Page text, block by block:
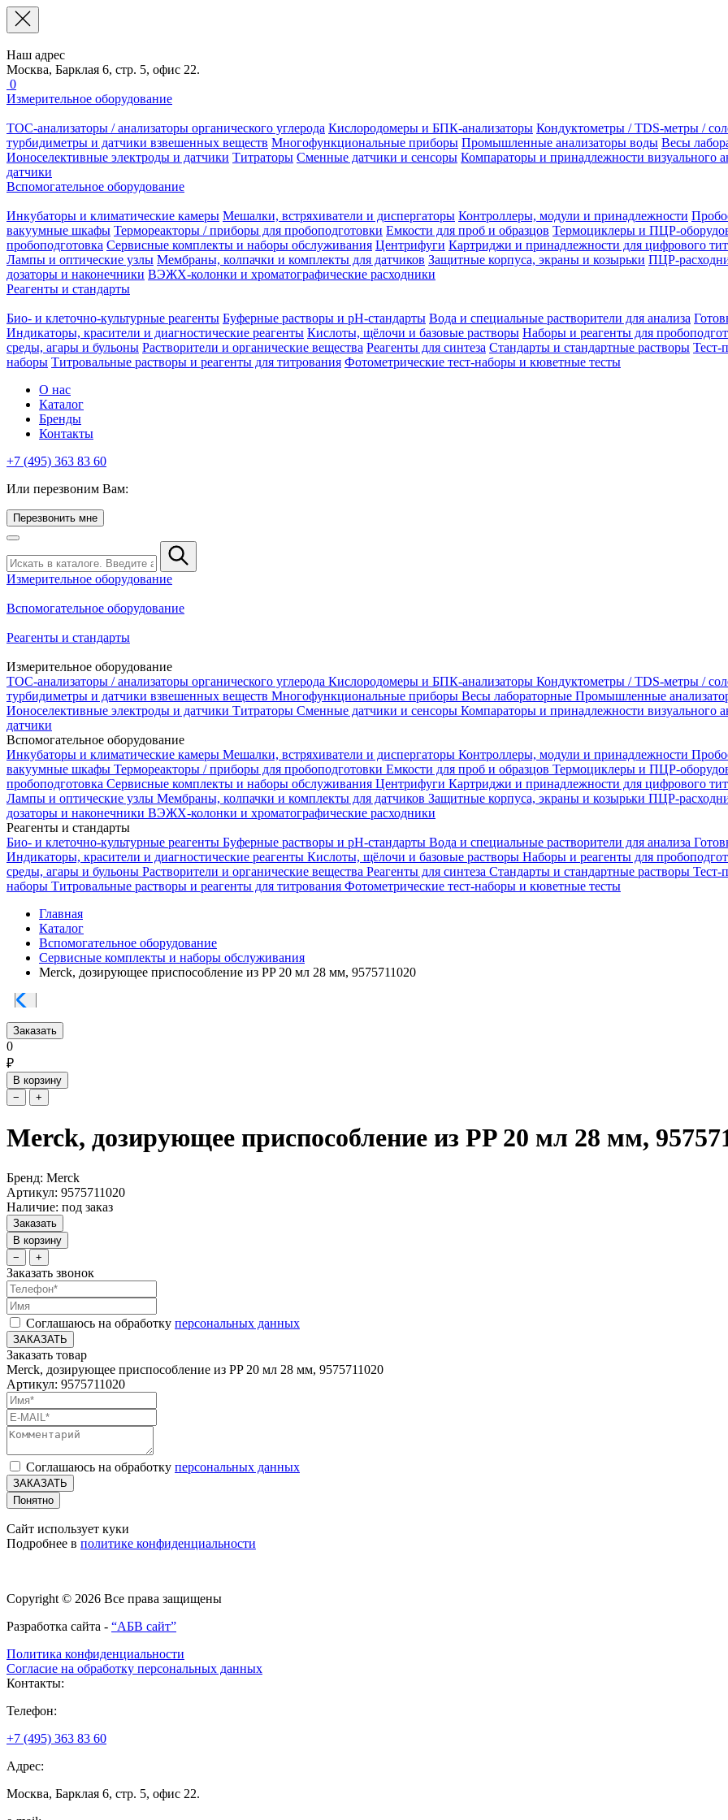
Наш адрес
Москва, Барклая 6, стр. 5, офис 22.
0
Измерительное оборудование
TOC-анализаторы / анализаторы органического углерода Кислородомеры и БПК-анализаторы Кондуктометры / TDS-метры /
турбидиметры и датчики взвешенных веществ Многофункциональные приборы Промышленные анализаторы воды Весы
Ионоселективные электроды и датчики Титраторы Сменные датчики и сенсоры Компараторы и принадлежности визуального
датчики
Вспомогательное оборудование
Инкубаторы и климатические камеры Мешалки, встряхиватели и диспергаторы Контроллеры, модули и принадлежности
вакуумные шкафы Термореакторы / приборы для пробоподготовки Емкости для проб и образцов Термоциклеры и ПЦР-
пробоподготовка Сервисные комплекты и наборы обслуживания Центрифуги Картриджи и принадлежности для цифрового
Лампы и оптические узлы Мембраны, колпачки и комплекты для датчиков Защитные корпуса, экраны и козырьки ПЦР-
дозаторы и наконечники ВЭЖХ-колонки и хроматографические расходники
Реагенты и стандарты
Био- и клеточно-культурные реагенты Буферные растворы и pH-стандарты Вода и специальные растворители для анализа
Индикаторы, красители и диагностические реагенты Кислоты, щёлочи и базовые растворы Наборы и реагенты для
среды, агары и бульоны Растворители и органические вещества Реагенты для синтеза Стандарты и стандартные растворы Тест-
наборы Титровальные растворы и реагенты для титрования Фотометрические тест-наборы и кюветные тесты
О нас
Каталог
Бренды
Контакты
+7 (495) 363 83 60
Или перезвоним Вам:
Перезвонить мне
Измерительное оборудование
Вспомогательное оборудование
Реагенты и стандарты
Измерительное оборудование
TOC-анализаторы / анализаторы органического углерода Кислородомеры и БПК-анализаторы Кондуктометры / TDS-метры /
турбидиметры и датчики взвешенных веществ Многофункциональные приборы Весы лабораторные Промышленные
Ионоселективные электроды и датчики Титраторы Сменные датчики и сенсоры Компараторы и принадлежности визуального
датчики
Вспомогательное оборудование
Инкубаторы и климатические камеры Мешалки, встряхиватели и диспергаторы Контроллеры, модули и принадлежности
вакуумные шкафы Термореакторы / приборы для пробоподготовки Емкости для проб и образцов Термоциклеры и ПЦР-
пробоподготовка Сервисные комплекты и наборы обслуживания Центрифуги Картриджи и принадлежности для цифрового
Лампы и оптические узлы Мембраны, колпачки и комплекты для датчиков Защитные корпуса, экраны и козырьки ПЦР-
дозаторы и наконечники ВЭЖХ-колонки и хроматографические расходники
Реагенты и стандарты
Био- и клеточно-культурные реагенты Буферные растворы и pH-стандарты Вода и специальные растворители для анализа
Индикаторы, красители и диагностические реагенты Кислоты, щёлочи и базовые растворы Наборы и реагенты для
среды, агары и бульоны Растворители и органические вещества Реагенты для синтеза Стандарты и стандартные растворы Тест-
наборы Титровальные растворы и реагенты для титрования Фотометрические тест-наборы и кюветные тесты
Главная
Каталог
Вспомогательное оборудование
Сервисные комплекты и наборы обслуживания
Merck, дозирующее приспособление из PP 20 мл 28 мм, 9575711020
Заказать
0
₽
В корзину
−
+
Merck, дозирующее приспособление из PP 20 мл 28 мм,
Бренд: Merck
Артикул: 9575711020
Наличие: под заказ
Заказать
В корзину
−
+
Заказать звонок
Соглашаюсь на обработку персональных данных
ЗАКАЗАТЬ
Заказать товар
Merck, дозирующее приспособление из PP 20 мл 28 мм, 9575711020
Артикул: 9575711020
Соглашаюсь на обработку персональных данных
ЗАКАЗАТЬ
Понятно
Сайт использует куки
Подробнее в политике конфиденциальности
Copyright © 2026 Все права защищены
Разработка сайта - “АБВ сайт”
Политика конфиденциальности
Согласие на обработку персональных данных
Контакты:
Телефон:
+7 (495) 363 83 60
Адрес:
Москва, Барклая 6, стр. 5, офис 22.